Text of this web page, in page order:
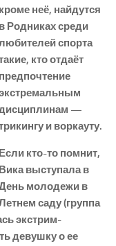
кроме неё, найдутся
в Родниках среди
спорта
кто отдаёт
предпочтение
—
и воркауту.
Если кто-то помнит,
Вика выступала в
молодежи в
саду (группа
экстрим-
девушку о ее